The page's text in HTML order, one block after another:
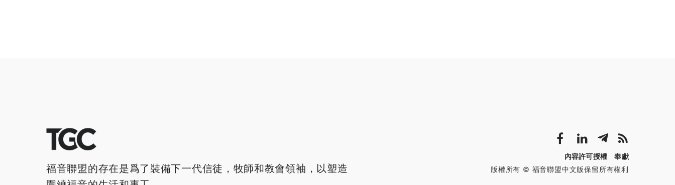
福音聯盟的存在是爲了裝備下一代信徒，牧師和教會領袖，以塑造
內容許可授權
奉獻
版權所有 © 福音聯盟中文版保留所有權利